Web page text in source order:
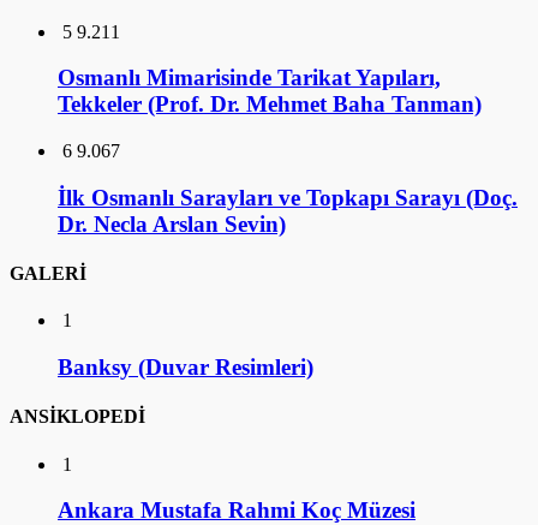
5 9.211
Osmanlı Mimarisinde Tarikat Yapıları,
Tekkeler (Prof. Dr. Mehmet Baha Tanman)
6 9.067
İlk Osmanlı Sarayları ve Topkapı Sarayı (Doç.
Dr. Necla Arslan Sevin)
GALERİ
1
Banksy (Duvar Resimleri)
ANSİKLOPEDİ
1
Ankara Mustafa Rahmi Koç Müzesi